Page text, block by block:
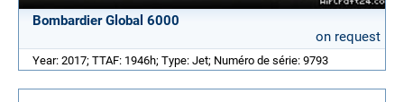
Bombardier Global 6000
on request
Year: 2017; TTAF: 1946h; Type: Jet; Numéro de série: 9793